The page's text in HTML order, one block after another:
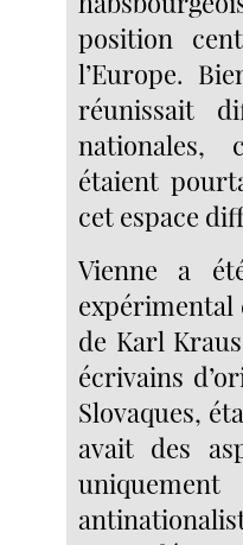
position
l’Europe.
réunissait
nationales,
étaient
cet espace
Vienne a
expérimental
de Karl
écrivains
Slovaques,
avait des